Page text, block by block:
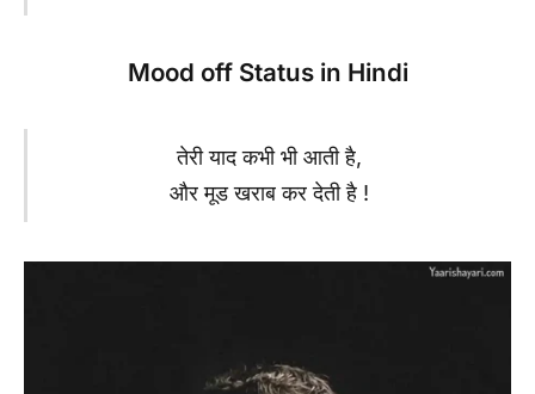
Mood off Status in Hindi
तेरी याद कभी भी आती है,
और मूड खराब कर देती है !